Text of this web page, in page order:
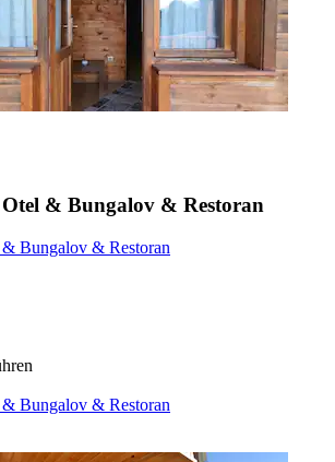
& Bungalov & Restoran
Bungalov & Restoran
Bungalov & Restoran